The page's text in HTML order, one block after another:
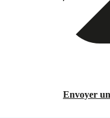
Envoyer un